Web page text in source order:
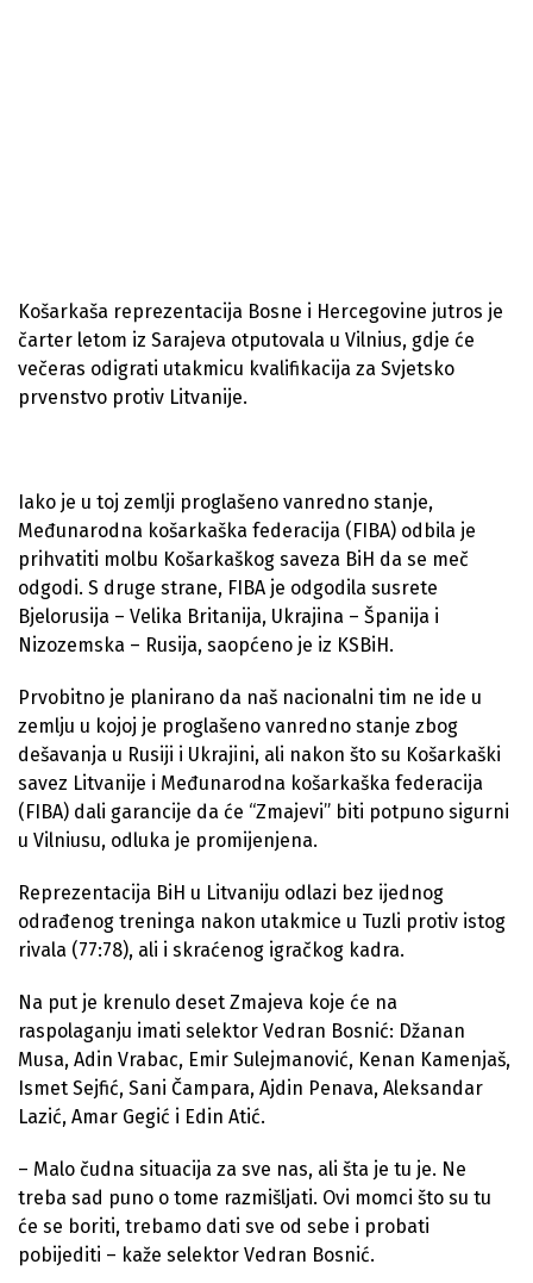
Košarkaša reprezentacija Bosne i Hercegovine jutros je
čarter letom iz Sarajeva otputovala u Vilnius, gdje će
večeras odigrati utakmicu kvalifikacija za Svjetsko
prvenstvo protiv Litvanije.
Iako je u toj zemlji proglašeno vanredno stanje,
Međunarodna košarkaška federacija (FIBA) odbila je
prihvatiti molbu Košarkaškog saveza BiH da se meč
odgodi. S druge strane, FIBA je odgodila susrete
Bjelorusija – Velika Britanija, Ukrajina – Španija i
Nizozemska – Rusija, saopćeno je iz KSBiH.
Prvobitno je planirano da naš nacionalni tim ne ide u
zemlju u kojoj je proglašeno vanredno stanje zbog
dešavanja u Rusiji i Ukrajini, ali nakon što su Košarkaški
savez Litvanije i Međunarodna košarkaška federacija
(FIBA) dali garancije da će “Zmajevi” biti potpuno sigurni
u Vilniusu, odluka je promijenjena.
Reprezentacija BiH u Litvaniju odlazi bez ijednog
odrađenog treninga nakon utakmice u Tuzli protiv istog
rivala (77:78), ali i skraćenog igračkog kadra.
Na put je krenulo deset Zmajeva koje će na
raspolaganju imati selektor Vedran Bosnić: Džanan
Musa, Adin Vrabac, Emir Sulejmanović, Kenan Kamenjaš,
Ismet Sejfić, Sani Čampara, Ajdin Penava, Aleksandar
Lazić, Amar Gegić i Edin Atić.
– Malo čudna situacija za sve nas, ali šta je tu je. Ne
treba sad puno o tome razmišljati. Ovi momci što su tu
će se boriti, trebamo dati sve od sebe i probati
pobijediti – kaže selektor Vedran Bosnić.